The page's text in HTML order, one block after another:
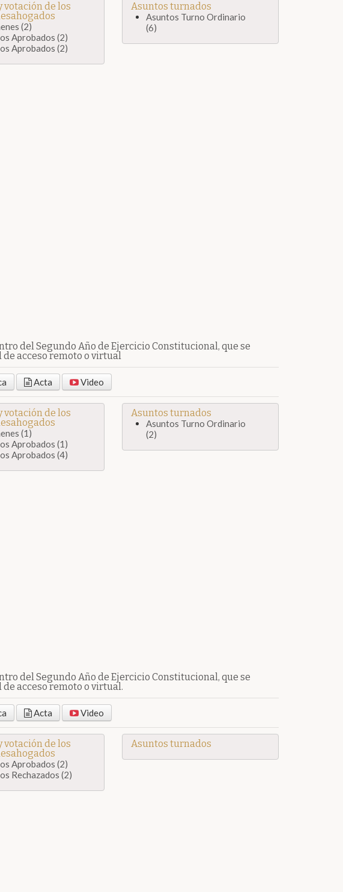
votación de los
(2)
Aprobados (2)
Aprobados (2)
Asuntos turnados
Asuntos Turno Ordinario
(6)
del Segundo Año de Ejercicio Constitucional, que se
acceso remoto o virtual
Acta Video
votación de los
(1)
Aprobados (1)
Aprobados (4)
Asuntos turnados
Asuntos Turno Ordinario
(2)
del Segundo Año de Ejercicio Constitucional, que se
acceso remoto o virtual.
Acta Video
votación de los
Aprobados (2)
Rechazados (2)
Asuntos turnados